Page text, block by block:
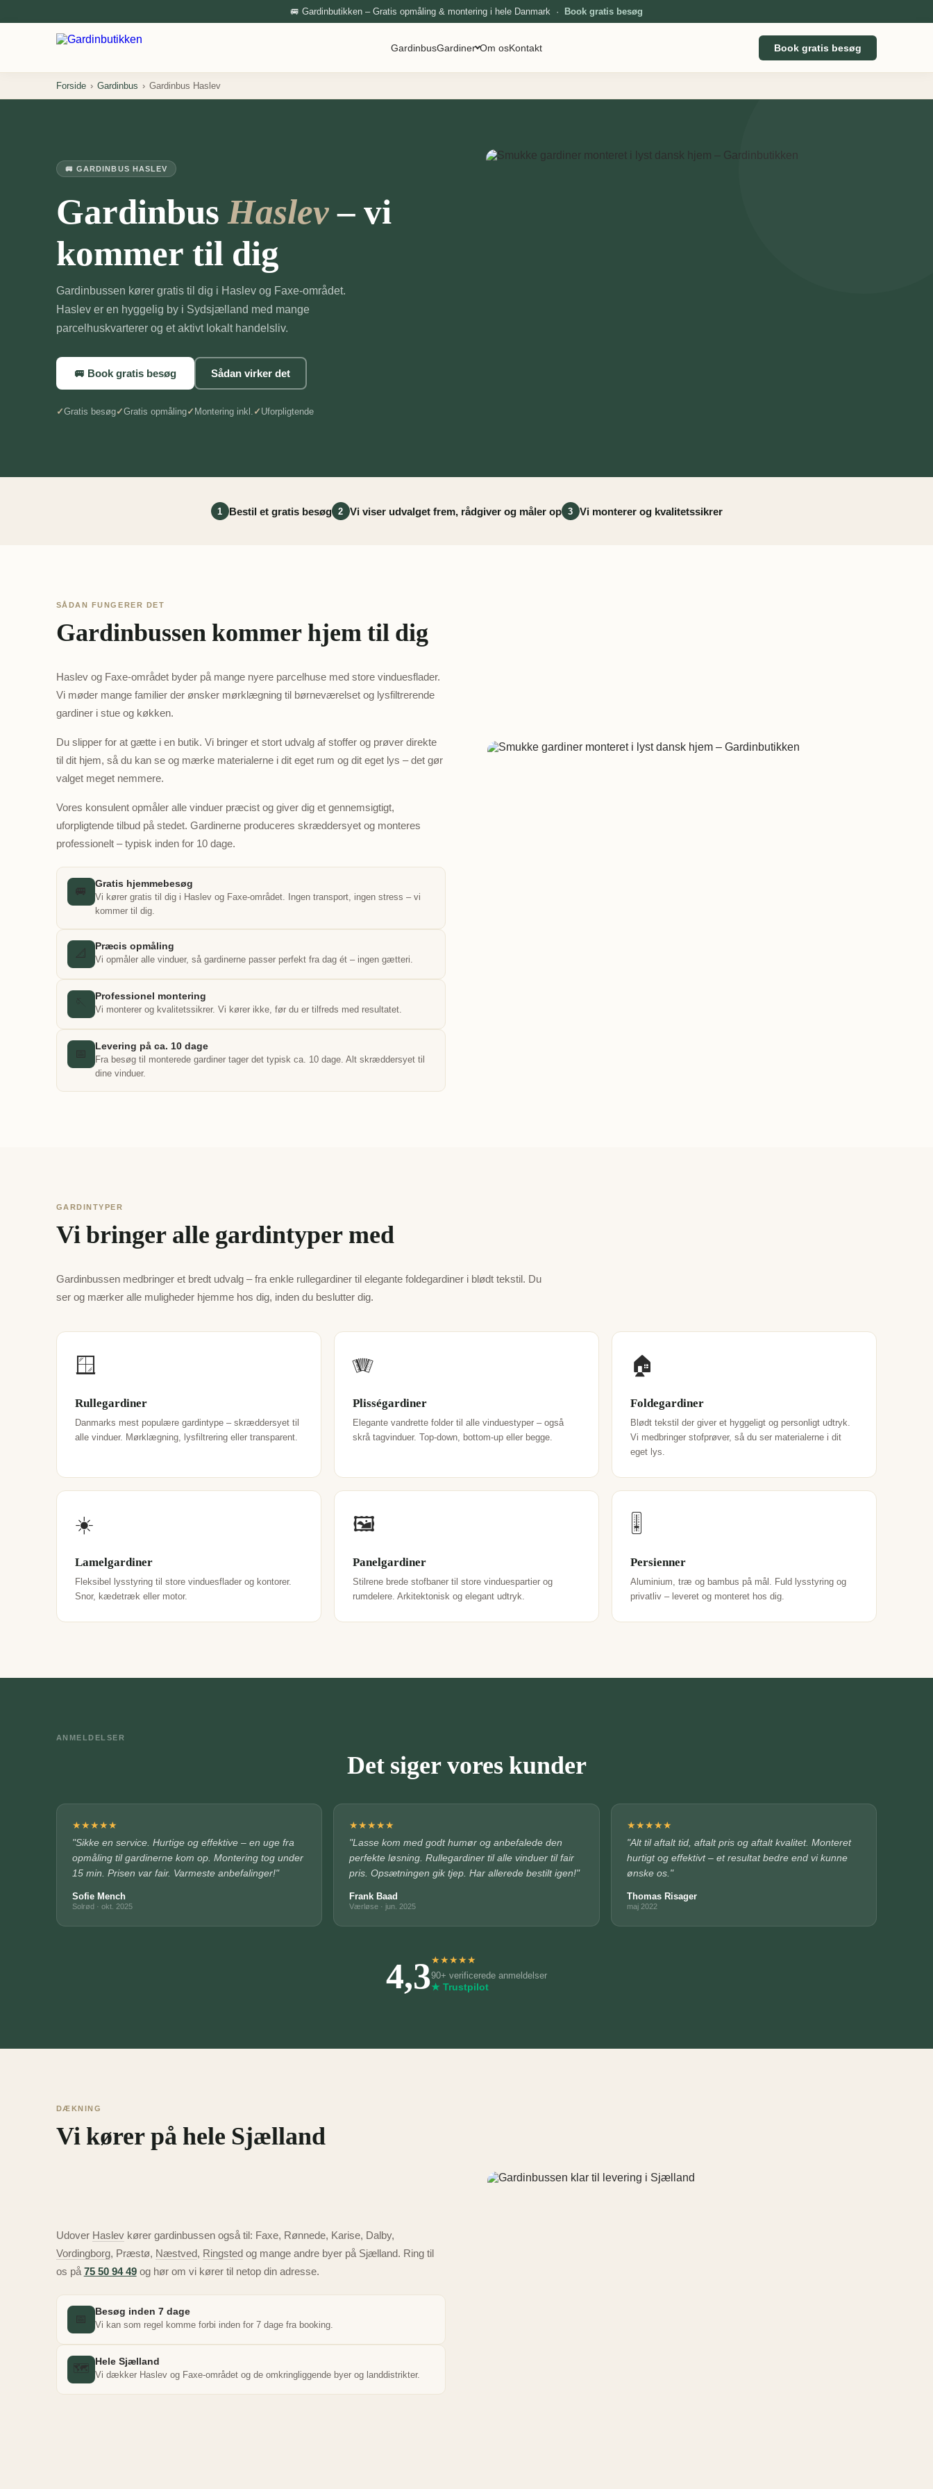
🚐 Gardinbutikken – Gratis opmåling & montering i hele Danmark · Book gratis besøg
GardinbusGardiner Om osKontakt Book gratis besøg
Forside › Gardinbus › Gardinbus Haslev
🚐 GARDINBUS HASLEV
Gardinbus Haslev– vi
kommer til dig
Gardinbussen kører gratis til dig i Haslev og Faxe-området.
Haslev er en hyggelig by i Sydsjælland med mange
parcelhuskvarterer og et aktivt lokalt handelsliv.
🚐 Book gratis besøg Sådan virker det
Gratis besøg Gratis opmåling Montering inkl. Uforpligtende
1 Bestil et gratis besøg 2 Vi viser udvalget frem, rådgiver og måler op 3 Vi monterer og kvalitetssikrer
SÅDAN FUNGERER DET
Gardinbussen kommer hjem til dig
Haslev og Faxe-området byder på mange nyere parcelhuse med store vinduesflader.
Vi møder mange familier der ønsker mørklægning til børneværelset og lysfiltrerende
gardiner i stue og køkken.
Du slipper for at gætte i en butik. Vi bringer et stort udvalg af stoffer og prøver direkte
til dit hjem, så du kan se og mærke materialerne i dit eget rum og dit eget lys – det gør
valget meget nemmere.
Vores konsulent opmåler alle vinduer præcist og giver dig et gennemsigtigt,
uforpligtende tilbud på stedet. Gardinerne produceres skræddersyet og monteres
professionelt – typisk inden for 10 dage.
🚐
Gratis hjemmebesøg
Vi kører gratis til dig i Haslev og Faxe-området. Ingen transport, ingen stress – vi
kommer til dig.
📐
Præcis opmåling
Vi opmåler alle vinduer, så gardinerne passer perfekt fra dag ét – ingen gætteri.
Professionel montering
Vi monterer og kvalitetssikrer. Vi kører ikke, før du er tilfreds med resultatet.
📅
Levering på ca. 10 dage
Fra besøg til monterede gardiner tager det typisk ca. 10 dage. Alt skræddersyet til
dine vinduer.
GARDINTYPER
Vi bringer alle gardintyper med
Gardinbussen medbringer et bredt udvalg – fra enkle rullegardiner til elegante foldegardiner i blødt tekstil. Du
ser og mærker alle muligheder hjemme hos dig, inden du beslutter dig.
🪟
Rullegardiner
Danmarks mest populære gardintype – skræddersyet til
alle vinduer. Mørklægning, lysfiltrering eller transparent.
🪗
Plisségardiner
Elegante vandrette folder til alle vinduestyper – også
skrå tagvinduer. Top-down, bottom-up eller begge.
🏠
Foldegardiner
Blødt tekstil der giver et hyggeligt og personligt udtryk.
Vi medbringer stofprøver, så du ser materialerne i dit
eget lys.
☀️
Lamelgardiner
Fleksibel lysstyring til store vinduesflader og kontorer.
Snor, kædetræk eller motor.
🖼️
Panelgardiner
Stilrene brede stofbaner til store vinduespartier og
rumdelere. Arkitektonisk og elegant udtryk.
🎚️
Persienner
Aluminium, træ og bambus på mål. Fuld lysstyring og
privatliv – leveret og monteret hos dig.
ANMELDELSER
Det siger vores kunder
★★★★★
"Sikke en service. Hurtige og effektive – en uge fra
opmåling til gardinerne kom op. Montering tog under
15 min. Prisen var fair. Varmeste anbefalinger!"
Sofie Mench
Solrød · okt. 2025
★★★★★
"Lasse kom med godt humør og anbefalede den
perfekte løsning. Rullegardiner til alle vinduer til fair
pris. Opsætningen gik tjep. Har allerede bestilt igen!"
Frank Baad
Værløse · jun. 2025
★★★★★
"Alt til aftalt tid, aftalt pris og aftalt kvalitet. Monteret
hurtigt og effektivt – et resultat bedre end vi kunne
ønske os."
Thomas Risager
maj 2022
4,3★★★★★
90+ verificerede anmeldelser
★ Trustpilot
DÆKNING
Vi kører på hele Sjælland
Udover Haslevkører gardinbussen også til: Faxe, Rønnede, Karise, Dalby,
Vordingborg, Præstø, Næstved, Ringstedog mange andre byer på Sjælland. Ring til
os på 75 50 94 49og hør om vi kører til netop din adresse.
📅
Besøg inden 7 dage
Vi kan som regel komme forbi inden for 7 dage fra booking.
🗺️
Hele Sjælland
Vi dækker Haslev og Faxe-området og de omkringliggende byer og landdistrikter.